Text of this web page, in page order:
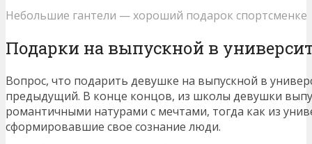
Небольшие гантели — хороший подарок спортсменке
Подарки на выпускной в
Вопрос, что подарить девушке на выпускной в
предыдущий. В конце концов, из школы девушки
романтичными натурами с мечтами, тогда как из
сформировавшие свое сознание люди.